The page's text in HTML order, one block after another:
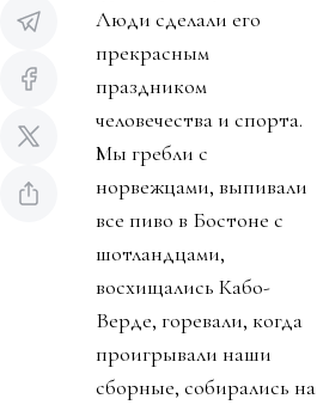
Люди сделали его
прекрасным
праздником
человечества и спорта.
Мы гребли с
норвежцами, выпивали
все пиво в Бостоне с
шотландцами,
восхищались Кабо-
Верде, горевали, когда
проигрывали наши
сборные, собирались на